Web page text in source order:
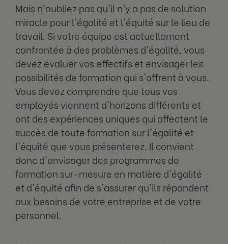
Mais n'oubliez pas qu'il n'y a pas de solution
miracle pour l'égalité et l'équité sur le lieu de
travail. Si votre équipe est actuellement
confrontée à des problèmes d'égalité, vous
devez évaluer vos effectifs et envisager les
possibilités de formation qui s'offrent à vous.
Vous devez comprendre que tous vos
employés viennent d'horizons différents et
ont des expériences uniques qui affectent le
succès de toute formation sur l'égalité et
l'équité que vous présenterez. Il convient
donc d'envisager des programmes de
formation sur-mesure en matière d'égalité
et d'équité afin de s'assurer qu'ils répondent
aux besoins de votre entreprise et de votre
personnel.